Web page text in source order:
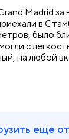
Madrid
в
было
с
на любой
еще